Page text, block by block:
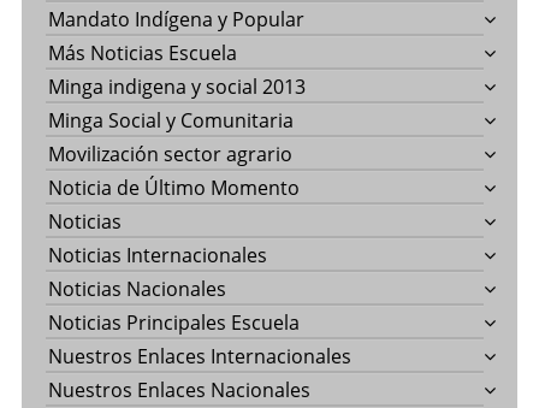
Mandato Indígena y Popular
Más Noticias Escuela
Minga indigena y social 2013
Minga Social y Comunitaria
Movilización sector agrario
Noticia de Último Momento
Noticias
Noticias Internacionales
Noticias Nacionales
Noticias Principales Escuela
Nuestros Enlaces Internacionales
Nuestros Enlaces Nacionales